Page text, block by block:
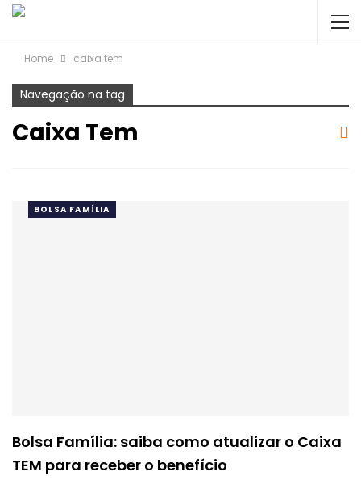
Home caixa tem
Navegação na tag
Caixa Tem
BOLSA FAMÍLIA
Bolsa Família: saiba como atualizar o Caixa
TEM para receber o benefício